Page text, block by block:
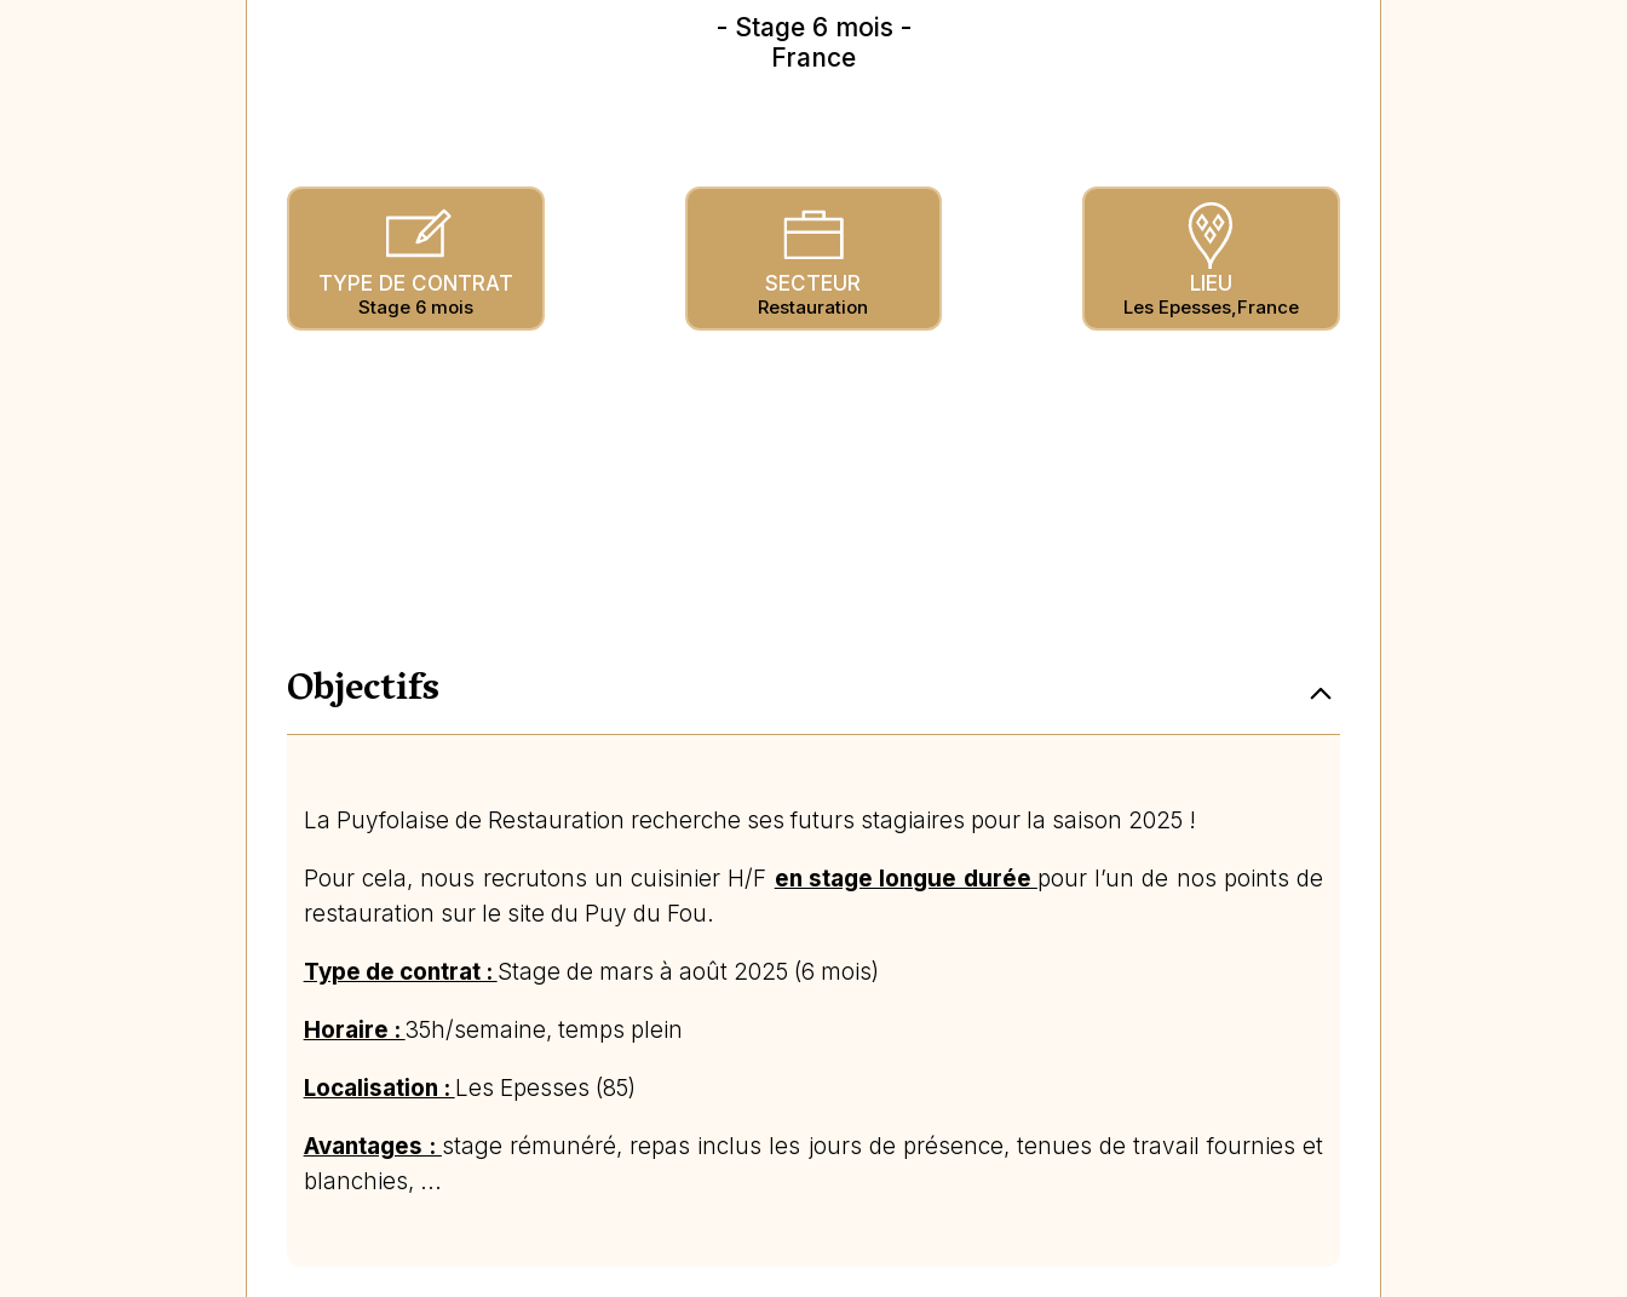
- Stage 6 mois -
France
TYPE DE CONTRAT
Stage 6 mois
SECTEUR
Restauration
LIEU
Les Epesses,France
Objectifs
La Puyfolaise de Restauration recherche ses futurs stagiaires pour la saison 2025 !
Pour cela, nous recrutons un cuisinier H/F en stage longue durée pour l’un de nos points de
restauration sur le site du Puy du Fou.
Type de contrat : Stage de mars à août 2025 (6 mois)
Horaire : 35h/semaine, temps plein
Localisation : Les Epesses (85)
Avantages : stage rémunéré, repas inclus les jours de présence, tenues de travail fournies et
blanchies, ...